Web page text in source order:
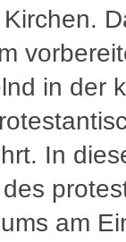
in der
In
am